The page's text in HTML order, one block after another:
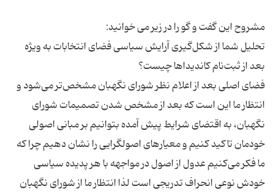
تحلیل شما از شكل‌گیری آرایش سیاسی فضای انتخابات به ویژه
فضای اصلی بعد از اعلام نظر شورای نگهبان مشخص‌تر می‌شود و
انتظار ما این است كه بعد از مشخص شدن تصمیمات شورای
نگهبان، به اقتضای شرایط پیش آمده بتوانیم بر مبانی اصولی
خودمان تاكید كنیم و معیارهای اصولگرایی را نشان دهیم چرا كه
ما فكر می‌كنیم عدول از اصول در مواجهه با هر پدیده سیاسی
خودش نوعی انحراف تدریجی است لذا انتظار ما از شورای نگهبان